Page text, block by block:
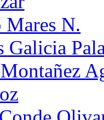
Mares N.
Galicia